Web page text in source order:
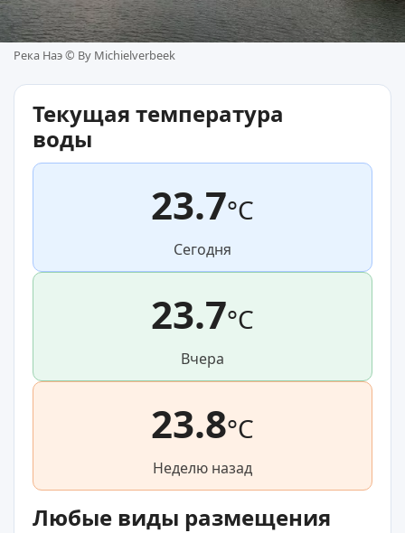
Река Наэ © By Michielverbeek
Текущая температура
воды
23.7°C
Сегодня
23.7°C
Вчера
23.8°C
Неделю назад
Любые виды размещения